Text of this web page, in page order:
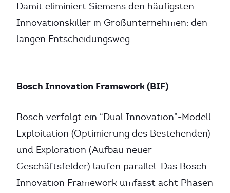
Damit eliminiert Siemens den häufigsten
Innovationskiller in Großunternehmen: den
langen Entscheidungsweg.
Bosch Innovation Framework (BIF)
Bosch verfolgt ein “Dual Innovation”-Modell:
Exploitation (Optimierung des Bestehenden)
und Exploration (Aufbau neuer
Geschäftsfelder) laufen parallel. Das Bosch
Innovation Framework umfasst acht Phasen